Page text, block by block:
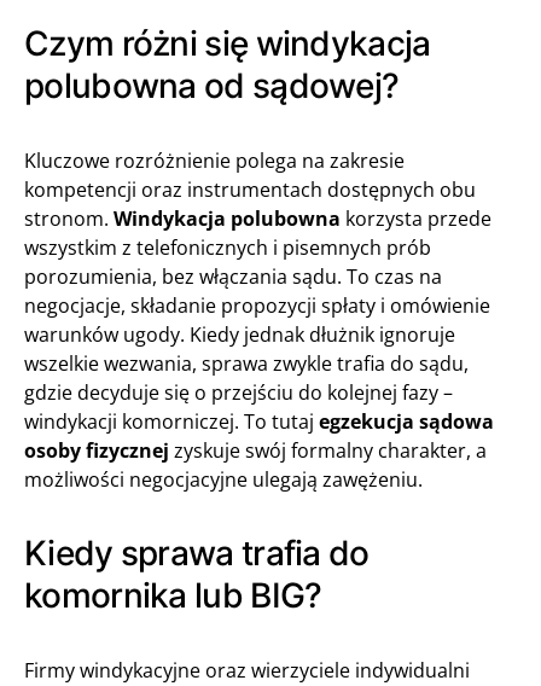
Czym różni się windykacja
polubowna od sądowej?
Kluczowe rozróżnienie polega na zakresie
kompetencji oraz instrumentach dostępnych obu
stronom. Windykacja polubowna korzysta przede
wszystkim z telefonicznych i pisemnych prób
porozumienia, bez włączania sądu. To czas na
negocjacje, składanie propozycji spłaty i omówienie
warunków ugody. Kiedy jednak dłużnik ignoruje
wszelkie wezwania, sprawa zwykle trafia do sądu,
gdzie decyduje się o przejściu do kolejnej fazy –
windykacji komorniczej. To tutaj egzekucja sądowa
osoby fizycznej zyskuje swój formalny charakter, a
możliwości negocjacyjne ulegają zawężeniu.
Kiedy sprawa trafia do
komornika lub BIG?
Firmy windykacyjne oraz wierzyciele indywidualni